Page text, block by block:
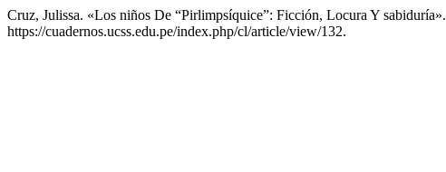
Cruz, Julissa. «Los niños De “Pirlimpsí­quice”: Ficción, Locura Y sabidurí­a».
https://cuadernos.ucss.edu.pe/index.php/cl/article/view/132.